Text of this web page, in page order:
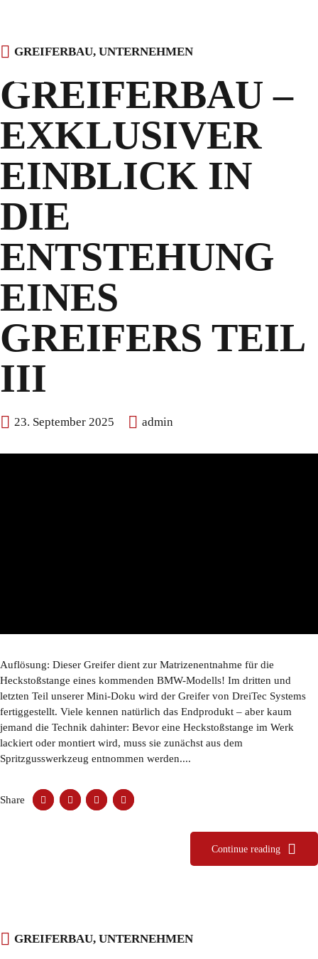
Skip
content
GREIFERBAU, UNTERNEHMEN
GREIFERBAU –
EXKLUSIVER
EINBLICK IN
DIE
ENTSTEHUNG
EINES
GREIFERS TEIL
III
23. September 2025 admin
Auflösung: Dieser Greifer dient zur Matrizenentnahme für die
Heckstoßstange eines kommenden BMW-Modells! Im dritten und
letzten Teil unserer Mini-Doku wird der Greifer von DreiTec Systems
fertiggestellt. Viele kennen natürlich das Endprodukt – aber kaum
jemand die Technik dahinter: Bevor eine Heckstoßstange im Werk
lackiert oder montiert wird, muss sie zunächst aus dem
Spritzgusswerkzeug entnommen werden....
Share
Continue reading
GREIFERBAU, UNTERNEHMEN